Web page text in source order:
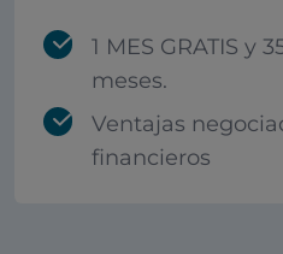
1 MES GRATIS y
meses.
Ventajas
financieros